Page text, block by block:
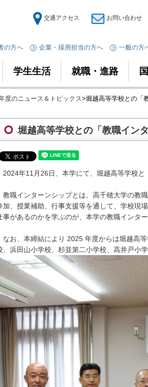
交通アクセス お問い合わせ
の方へ 企業・採用担当の方へ 一般の方
学生生活 就職・進路
度のニュース＆トピックス>堀越高等学校との「
堀越高等学校との「教職イン
2024年11月26日、本学にて、堀越高等学校と
教職インターンシップとは、高千穂大学の教
加、授業補助、行事支援等を通して、学校
事があるのかを学ぶのが、本学の教職インター
なお、本締結により 2025 年度からは堀越高
、浜田山小学校、杉並第二小学校、高井戸小